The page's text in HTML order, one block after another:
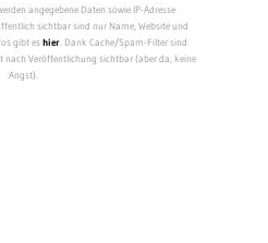
angegebene Daten sowie IP-Adresse
sichtbar sind nur Name, Website und
gibt eshier. Dank Cache/Spam-Filter sind
Veröffentlichung sichtbar (aber da, keine
Angst).